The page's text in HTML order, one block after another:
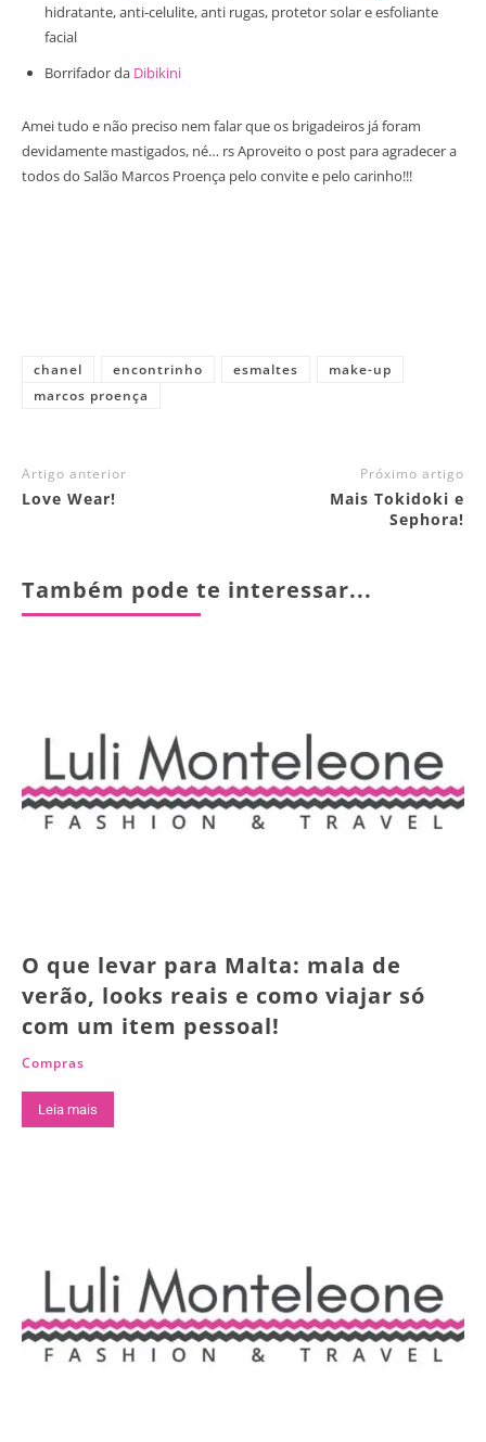
hidratante, anti-celulite, anti rugas, protetor solar e esfoliante
facial
Borrifador da Dibikini
Amei tudo e não preciso nem falar que os brigadeiros já foram
devidamente mastigados, né… rs Aproveito o post para agradecer a
todos do Salão Marcos Proença pelo convite e pelo carinho!!!
chanel encontrinho esmaltes
make-up
marcos proença
Artigo anterior
Love Wear!
Próximo artigo
Mais Tokidoki e
Sephora!
Também pode te interessar...
O que levar para Malta: mala de
verão, looks reais e como viajar só
com um item pessoal!
Compras
Leia mais